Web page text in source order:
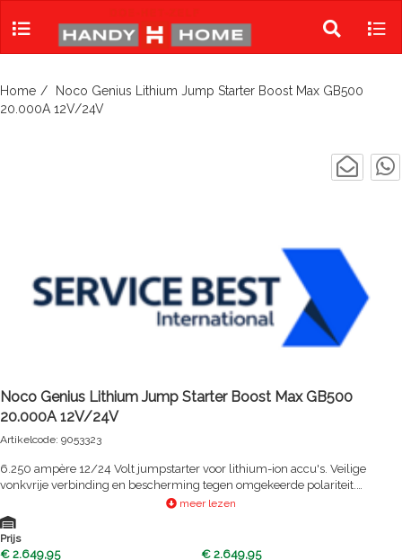
Toggle
search
Home
Noco Genius Lithium Jump Starter Boost Max GB500
20.000A 12V/24V
Noco Genius Lithium Jump Starter Boost Max GB500
20.000A 12V/24V
Artikelcode: 9053323
6.250 ampère 12/24 Volt jumpstarter voor lithium-ion accu's. Veilige
vonkvrije verbinding en bescherming tegen omgekeerde polariteit.
Ingebouwde Voltmeter, voedingen voor het opladen van 12V en USB
apparaten en LED-lamp met 7 functies.
meer lezen
Prijs
€ 2.649,95 € 2.649,95